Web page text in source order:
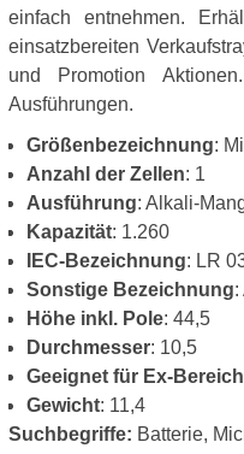
einfach entnehmen.
einsatzbereiten
und Promotion
Ausführungen.
Größenbezeichnung:
Anzahl der Zellen: 1
Ausführung: Alkali-
Kapazität: 1.260
IEC-Bezeichnung: LR
Sonstige Bezeichnung:
Höhe inkl. Pole: 44,5
Durchmesser: 10,5
Geeignet für Ex-Bereich
Gewicht: 11,4
Suchbegriffe: Batterie,